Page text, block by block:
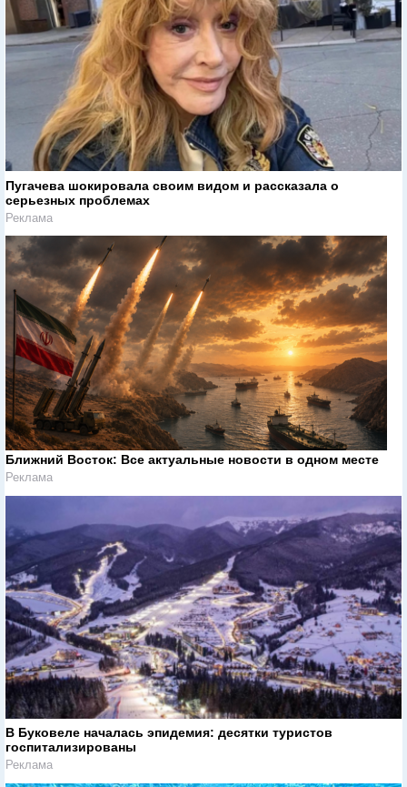
Пугачева шокировала своим видом и рассказала о
серьезных проблемах
Реклама
Ближний Восток: Все актуальные новости в одном месте
Реклама
В Буковеле началась эпидемия: десятки туристов
госпитализированы
Реклама